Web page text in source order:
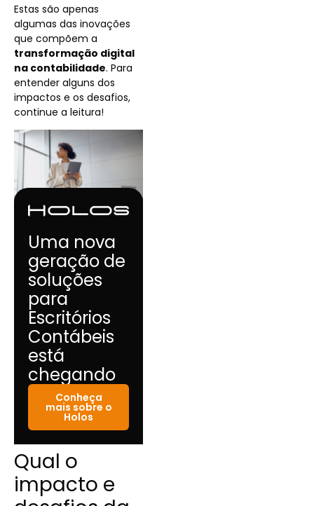
Estas são apenas
algumas das inovações
que compõem a
transformação digital
na contabilidade. Para
entender alguns dos
impactos e os desafios,
continue a leitura!
Uma nova
geração de
soluções
para
Escritórios
Contábeis
está
chegando
Conheça
mais sobre o
Holos
Qual o
impacto e